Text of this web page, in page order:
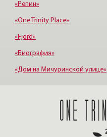
«Репин»
«One Trinity Place»
«Fjord»
«Биография»
«Дом на Мичуринской улице»